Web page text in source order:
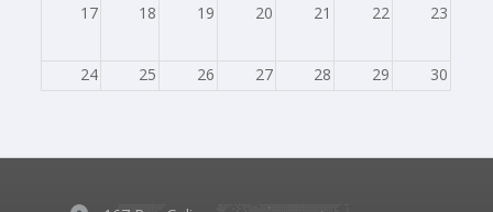
17 18 19 20 21 22 23
24 25 26 27 28 29 30